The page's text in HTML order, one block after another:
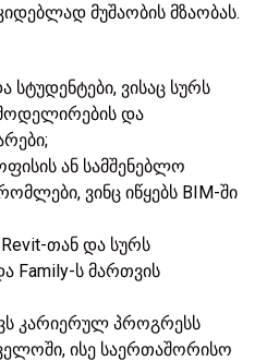
მუშაობის მზაობას.
სტუდენტები, ვისაც სურს
და
ან სამშენებლო
ვინც იწყებს BIM-ში
Revit-თან და სურს
Family-ს მართვის
კარიერულ პროგრესს
ისე საერთაშორისო